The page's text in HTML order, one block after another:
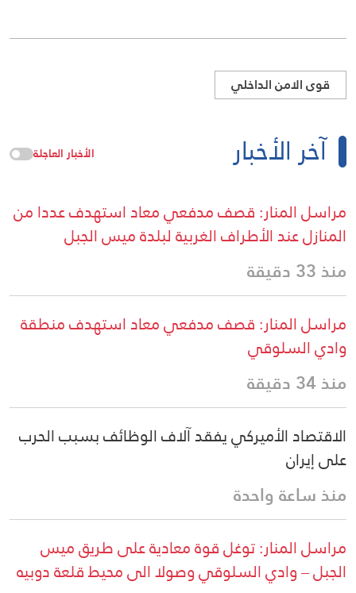
قوى الامن الداخلي
آخر الأخبار الأخبار العاجلة
مراسل المنار: قصف مدفعي معاد استهدف عددا من
المنازل عند الأطراف الغربية لبلدة ميس الجبل
منذ 33 دقيقة
مراسل المنار: قصف مدفعي معاد استهدف منطقة
وادي السلوقي
منذ 34 دقيقة
الاقتصاد الأميركي يفقد آلاف الوظائف بسبب الحرب
على إيران
منذ ساعة واحدة
مراسل المنار: توغل قوة معادية على طريق ميس
الجبل – وادي السلوقي وصولا الى محيط قلعة دوبيه